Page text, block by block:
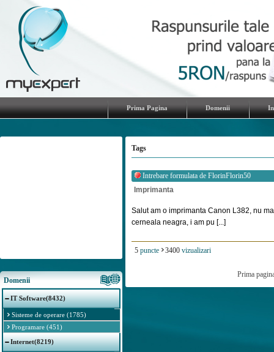
Prima Pagina Domenii
Domenii
IT Software(8432)
Sisteme de operare (1785)
Programare (451)
Internet(8219)
Tags
Intrebare formulata de FlorinFlorin50
Imprimanta
Salut am o imprimanta Canon L382, nu
cerneala neagra, i am pu [...]
5 puncte 3400 vizualizari
Prima